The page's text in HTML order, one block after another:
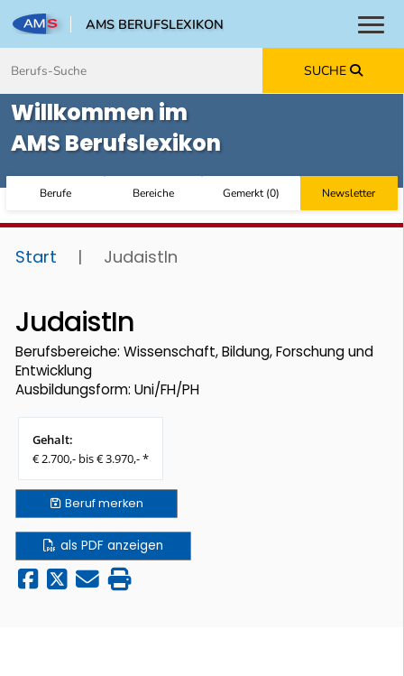
AMS BERUFSLEXIKON
SUCHE
Willkommen im
AMS Berufslexikon
Berufe Bereiche Gemerkt(0) Newsletter
Start | JudaistIn
JudaistIn
Berufsbereiche: Wissenschaft, Bildung, Forschung und
Entwicklung
Ausbildungsform: Uni/FH/PH
Gehalt:
€ 2.700,- bis € 3.970,- *
Berufmerken
als PDF anzeigen